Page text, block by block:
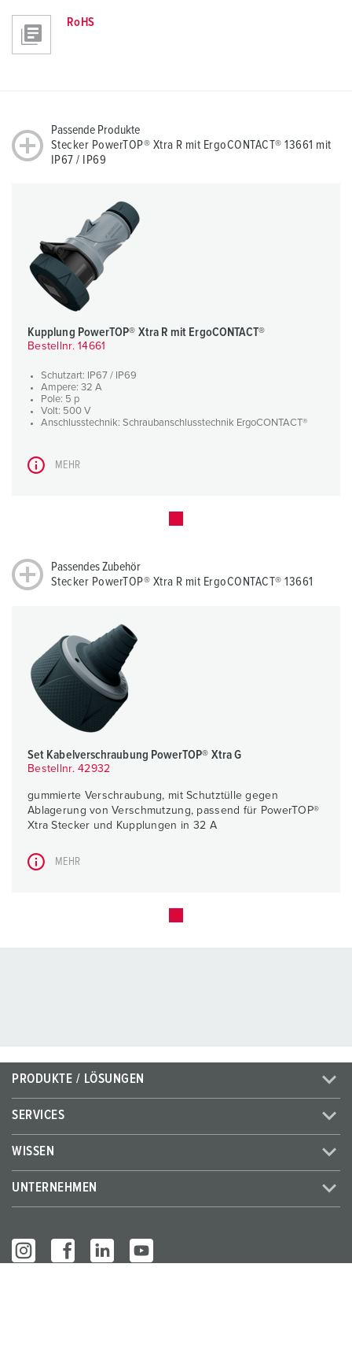
RoHS
Passende Produkte
Stecker PowerTOP® Xtra R mit ErgoCONTACT® 13661 mit
IP67 / IP69
Kupplung PowerTOP® Xtra R mit ErgoCONTACT®
Bestellnr. 14661
Schutzart: IP67 / IP69
Ampere: 32 A
Pole: 5 p
Volt: 500 V
Anschlusstechnik: Schraubanschlusstechnik ErgoCONTACT®
MEHR
Passendes Zubehör
Stecker PowerTOP® Xtra R mit ErgoCONTACT® 13661
Set Kabelverschraubung PowerTOP® Xtra G
Bestellnr. 42932
gummierte Verschraubung, mit Schutztülle gegen
Ablagerung von Verschmutzung, passend für PowerTOP®
Xtra Stecker und Kupplungen in 32 A
MEHR
PRODUKTE / LÖSUNGEN
SERVICES
WISSEN
UNTERNEHMEN